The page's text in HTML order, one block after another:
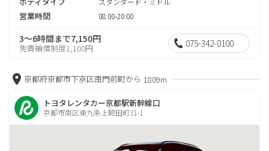
営業時間 08:00-20:00
3～6時間まで7,150円
免責補償制度1,100円 075-342-0100
京都府京都市下京区南門前町から 1809m
トヨタレンタカー京都駅新幹線口
京都市南区東九条上殿田町31-1